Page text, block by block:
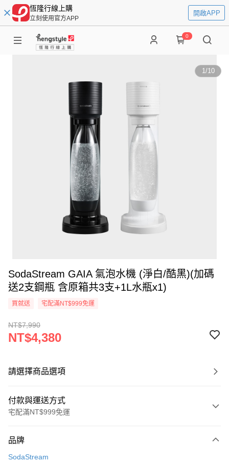
恆隆行線上購
立刻使用官方APP
開啟APP
0
1/10
SodaStream GAIA 氣泡水機 (淨白/酷黑)(加碼
送2支鋼瓶 含原箱共3支+1L水瓶x1)
買就送 宅配滿NT$999免運
NT$7,990
NT$4,380
請選擇商品選項
付款與運送方式
宅配滿NT$999免運
信用卡一次付款
品牌
SodaStream